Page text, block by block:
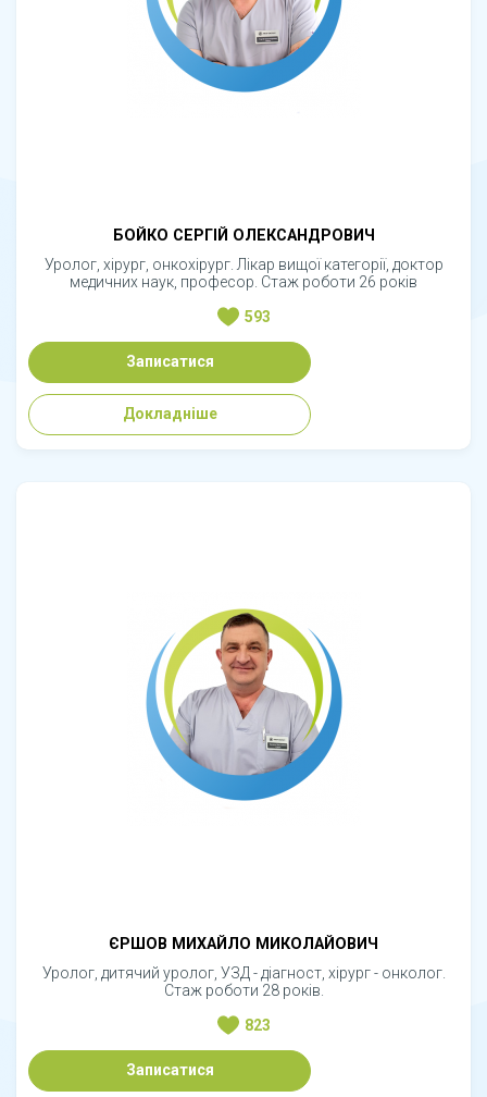
БОЙКО СЕРГІЙ ОЛЕКСАНДРОВИЧ
Уролог, хірург, онкохірург. Лікар вищої категорії, доктор
медичних наук, професор. Стаж роботи 26 років
593
Записатися
Докладніше
ЄРШОВ МИХАЙЛО МИКОЛАЙОВИЧ
Уролог, дитячий уролог, УЗД - діагност, хірург - онколог.
Стаж роботи 28 років.
823
Записатися